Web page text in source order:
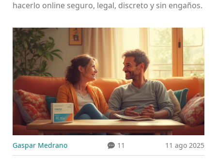
hacerlo online seguro, legal, discreto y sin engaños.
Gaspar Medrano 11 11 ago 2025